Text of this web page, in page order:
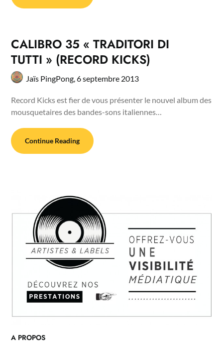
CALIBRO 35 « TRADITORI DI
TUTTI » (RECORD KICKS)
Jaïs PingPong,6 septembre 2013
Record Kicks est fier de vous présenter le nouvel album des
mousquetaires des bandes-sons italiennes…
Continue Reading
A PROPOS